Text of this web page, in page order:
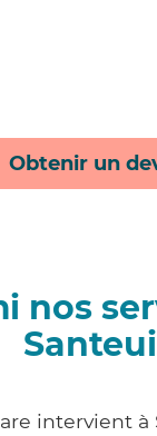
Obtenir un
nos
intervient à